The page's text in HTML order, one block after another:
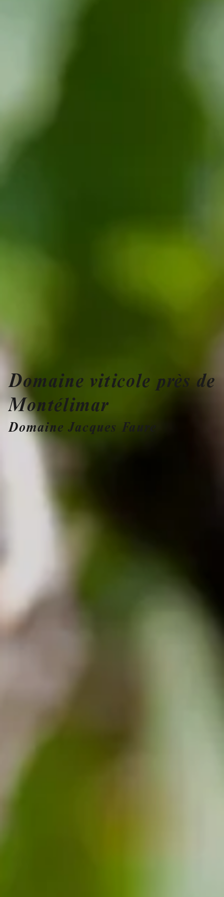
Domaine viticole près de
Montélimar
Domaine Jacques Faure